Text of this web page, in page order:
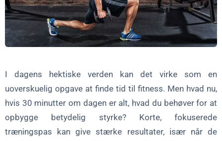
Skab et 30-minutters træningsprogram med håndvægte
Tips til at maksimere din 30-minutters træning
Almindelige fejl, du skal undgå, når du bruger håndvægte til
styrke
Konklusion: Vær konsekvent og se resultaterne
I dagens hektiske verden kan det virke som en
uoverskuelig opgave at finde tid til fitness. Men hvad nu,
hvis 30 minutter om dagen er alt, hvad du behøver for at
opbygge betydelig styrke? Korte, fokuserede
træningspas kan give stærke resultater, især når de